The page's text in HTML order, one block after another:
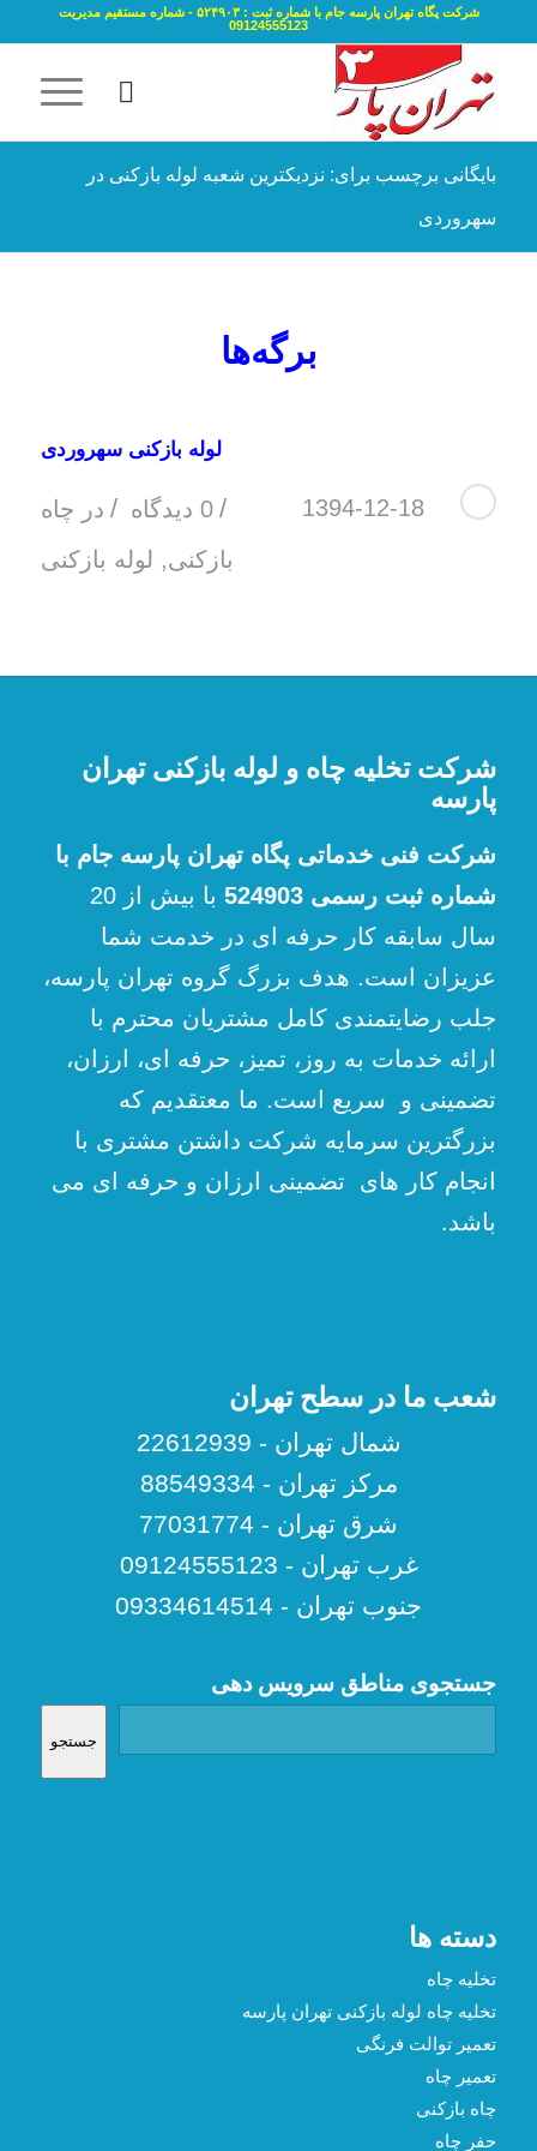
شرکت پگاه تهران پارسه جام با شماره ثبت : ۵۲۴۹۰۳ - شماره مستقیم مدیریت
09124555123
بایگانی برچسب برای: نزدیکترین شعبه لوله بازکنی در
سهروردی
برگه‌ها
لوله بازکنی سهروردی
1394-12-18
/ 0 دیدگاه / در چاه
بازکنی, لوله بازکنی
شرکت تخلیه چاه و لوله بازکنی تهران
پارسه
شرکت فنی خدماتی پگاه تهران پارسه جام با
شماره ثبت رسمی 524903
با بیش از 20
سال سابقه کار حرفه ای در خدمت شما
عزیزان است. هدف بزرگ گروه تهران پارسه،
جلب رضایتمندی کامل مشتریان محترم با
ارائه خدمات به روز، تمیز، حرفه ای، ارزان،
تضمینی و سریع است. ما معتقدیم که
بزرگترین سرمایه شرکت داشتن مشتری با
انجام کار های تضمینی ارزان و حرفه ای می
باشد.
شعب ما در سطح تهران
شمال تهران - 22612939
مرکز تهران - 88549334
شرق تهران - 77031774
غرب تهران - 09124555123
جنوب تهران - 09334614514
جستجوی مناطق سرویس دهی
جستجو
دسته ها
تخلیه چاه
تخلیه چاه لوله بازکنی تهران پارسه
تعمیر توالت فرنگی
تعمیر چاه
چاه بازکنی
حفر چاه